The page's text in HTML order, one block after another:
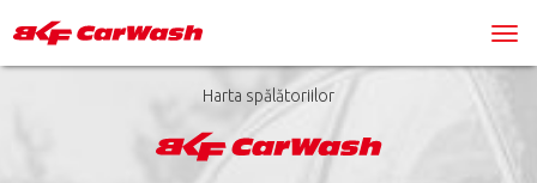
Harta spălătoriilor